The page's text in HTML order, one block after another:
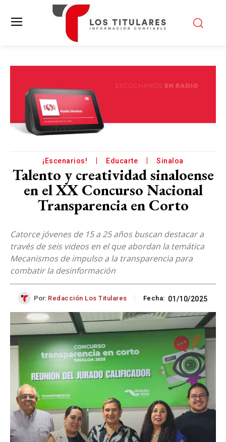
¡Escenarios! Educarte Sinaloa
Talento y creatividad sinaloense
en el XX Concurso Nacional
Transparencia en Corto
Catorce jóvenes de 15 a 25 años buscan destacar a
través de seis videos en el que abordan la temática
Mecanismos de impulso a la transparencia para
combatir la desinformación
Por: Redacción Los Titulares Fecha: 01/10/2025